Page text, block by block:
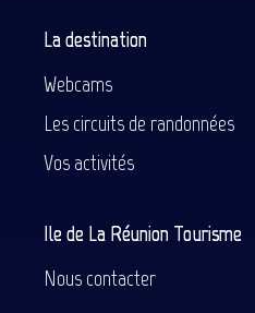
La destination
Webcams
Les circuits de randonnées
Vos activités
Ile de La Réunion Tourisme
Nous contacter